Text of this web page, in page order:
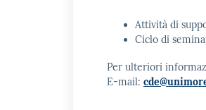
Attività di
Ciclo di
Per ulteriori
E-mail: